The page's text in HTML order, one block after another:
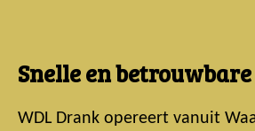
Snelle en
WDL Drank opereert vanuit